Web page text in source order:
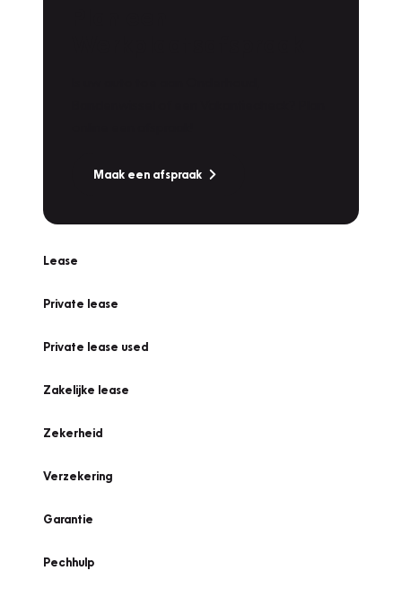
Maak een afspraak
Lease
Private lease
Private lease used
Zakelijke lease
Zekerheid
Verzekering
Garantie
Pechhulp